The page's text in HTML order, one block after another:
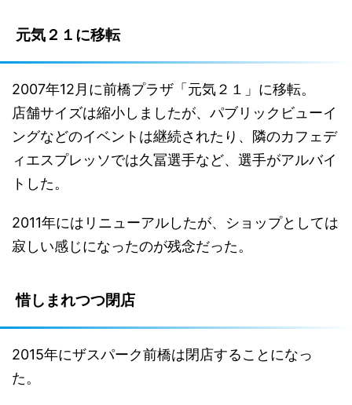
元気２１に移転
2007年12月に前橋プラザ「元気２１」に移転。
店舗サイズは縮小しましたが、パブリックビューイ
ングなどのイベントは継続されたり、隣のカフェデ
ィエスプレッソでは久冨選手など、選手がアルバイ
トした。
2011年にはリニューアルしたが、ショップとしては
寂しい感じになったのが残念だった。
惜しまれつつ閉店
2015年にザスパーク前橋は閉店することになっ
た。